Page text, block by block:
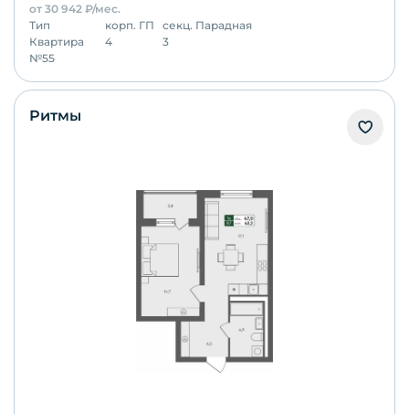
от 30 942 ₽/мес.
Тип
Квартира
корп. ГП
4
секц. Парадная
3
№55
Ритмы